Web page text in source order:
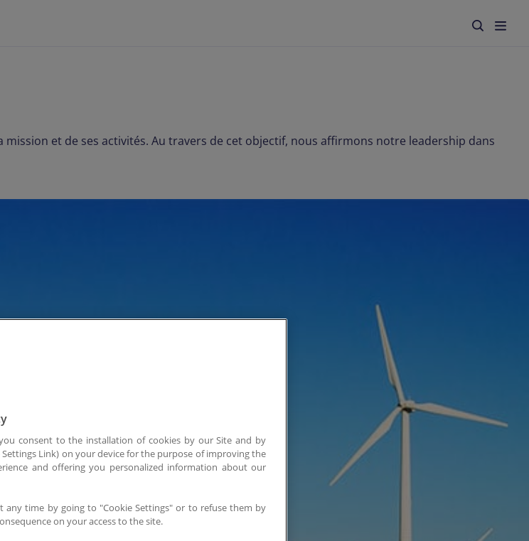
et de ses activités. Au travers de cet objectif, nous affirmons notre leadership dans
consent to the installation of cookies by our Site and by
Link) on your device for the purpose of improving the
and offering you personalized information about our
any time by going to "Cookie Settings" or to refuse them by
on your access to the site.